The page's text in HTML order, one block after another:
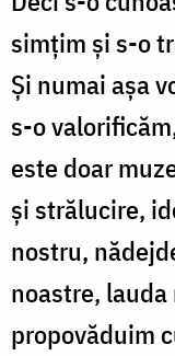
simțim și s-o
Și numai așa
s-o
este doar
și strălucire,
nostru,
noastre,
propovăduim